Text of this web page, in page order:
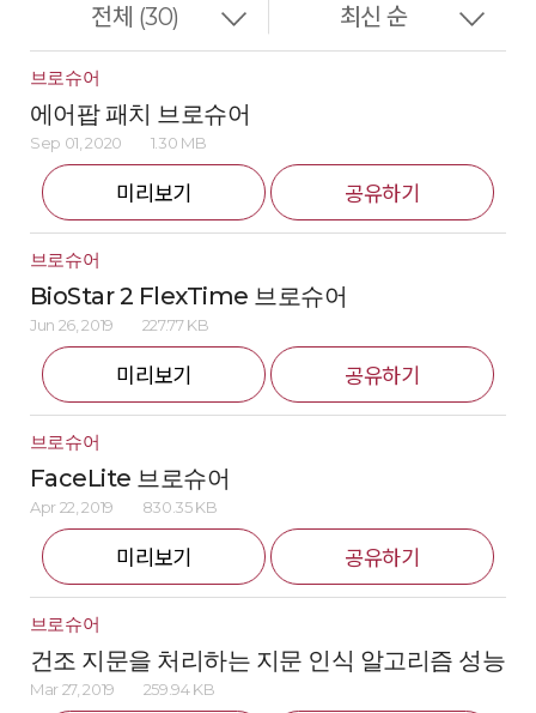
브로슈어
에어팝 패치 브로슈어
Sep 01, 2020 1.30 MB
미리보기 공유하기
브로슈어
BioStar 2 FlexTime 브로슈어
Jun 26, 2019 227.77 KB
미리보기 공유하기
브로슈어
FaceLite 브로슈어
Apr 22, 2019 830.35 KB
미리보기 공유하기
브로슈어
건조 지문을 처리하는 지문 인식 알고리즘 성능
Mar 27, 2019 259.94 KB